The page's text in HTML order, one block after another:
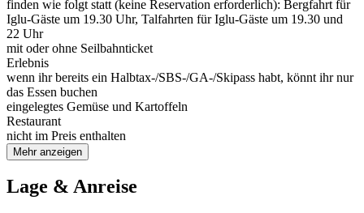
finden wie folgt statt (keine Reservation erforderlich): Bergfahrt für
Iglu-Gäste um 19.30 Uhr, Talfahrten für Iglu-Gäste um 19.30 und
22 Uhr
mit oder ohne Seilbahnticket
Erlebnis
wenn ihr bereits ein Halbtax-/SBS-/GA-/Skipass habt, könnt ihr nur
das Essen buchen
eingelegtes Gemüse und Kartoffeln
Restaurant
nicht im Preis enthalten
Mehr anzeigen
Lage & Anreise